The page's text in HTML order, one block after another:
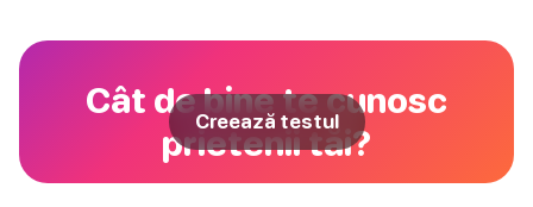
Cât de bine te cunosc
prietenii tăi?
Creează testul